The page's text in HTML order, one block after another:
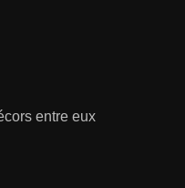
entre eux